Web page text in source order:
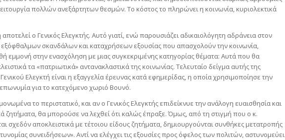
πολλών ανεξάρτητων θεσμών. Το κόστος το πληρώνει η κοινωνία, κυριολεκτικά
ο Γενικός Ελεγκτής. Αυτό γιατί, ενώ παρουσιάζει αδικαιολόγητη αδράνεια στον
σκανδάλων και καταχρήσεων εξουσίας που απασχολούν την κοινωνία,
εμμονή στην ενασχόληση με μιας συγκεκριμένης κατηγορίας θέματα: Αυτά που θα
τα «πατριωτικά» αντανακλαστικά της κοινωνίας. Τελευταίο δείγμα αυτής της
Ελεγκτή είναι η εξαγγελία έρευνας κατά εφημερίδας, η οποία χρησιμοποίησε την
για το κατεχόμενο χωριό Βουνό.
το περιστατικό, και αν ο Γενικός Ελεγκτής επιδείκνυε την ανάλογη ευαισθησία και
ζητήματα, θα μπορούσε να λεχθεί ότι καλώς έπραξε. Όμως, από τη στιγμή που ο κ.
σχεδόν αποκλειστικά με τέτοιου είδους ζητήματα, δημιουργούνται συνθήκες μετατροπής
συνειδήσεων». Αντί να ελέγχει τις εξουσίες προς όφελος των πολιτών, αστυνομεύει